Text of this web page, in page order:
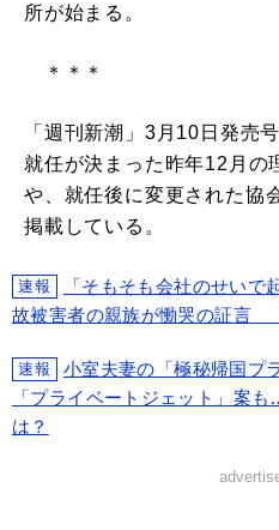
所が始まる。
＊＊＊
「週刊新潮」3月10日発売
就任が決まった昨年12月の
や、就任後に変更された協
掲載している。
速報
「そもそも会社のせい
故被害者の親族が慟哭の証言
速報
小室夫妻の「極秘帰国プ
「プライベートジェット」案
は？